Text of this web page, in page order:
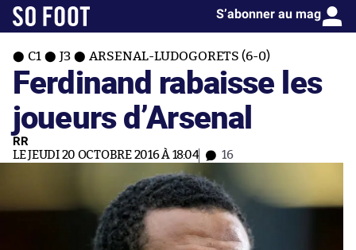
S’abonner au mag
C1 J3 ARSENAL-LUDOGORETS (6-0)
Ferdinand rabaisse les
joueurs d’Arsenal
RR
LE JEUDI 20 OCTOBRE 2016 À 18:04 16